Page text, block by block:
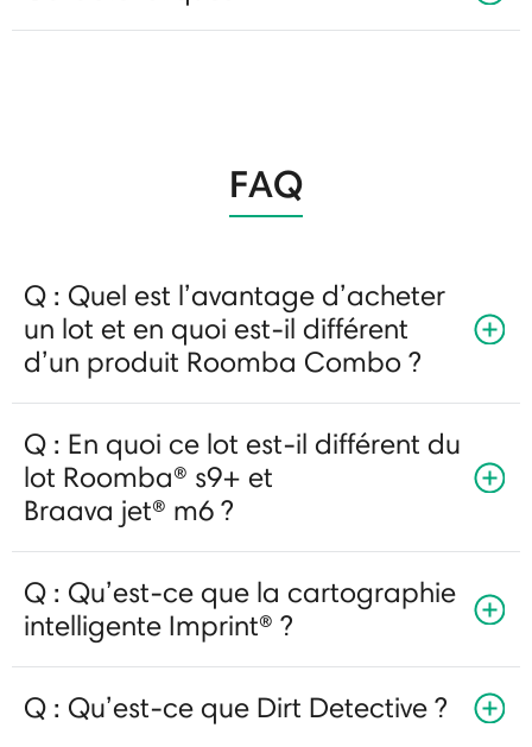
FAQ
Q : Quel est l’avantage d’acheter
un lot et en quoi est-il différent
d’un produit Roomba Combo ?
Q : En quoi ce lot est-il différent du
lot Roomba® s9+ et
Braava jet® m6 ?
Q : Qu’est-ce que la cartographie
intelligente Imprint® ?
Q : Qu’est-ce que Dirt Detective ?